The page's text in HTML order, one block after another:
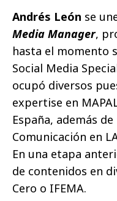
Andrés León se
Media Manager,
hasta el momento
Social Media
ocupó diversos
expertise en
España, además
Comunicación en
En una etapa
de contenidos en
Cero o IFEMA.